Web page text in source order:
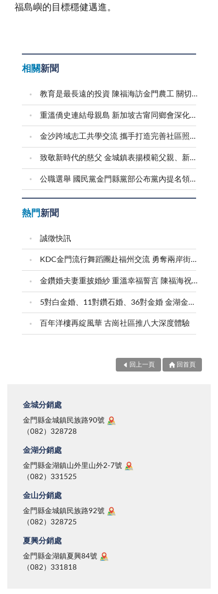
福島嶼的目標穩健邁進。
相關新聞
教育是最長遠的投資 陳福海訪金門農工 關切食安並盤點校園整建需求
重溫僑史連結母親島 新加坡古甯同鄉會深化金門交流
金沙跨域志工共學交流 攜手打造完善社區照顧網絡
致敬新時代的慈父 金城鎮表揚模範父親、新好爸爸
公職選舉 國民黨金門縣黨部公布黨內提名領表、登記起迄日期
熱門新聞
誠徵快訊
KDC金門流行舞蹈團赴福州交流 勇奪兩岸街舞賽三等獎
金鑽婚夫妻重披婚紗 重溫幸福誓言 陳福海祝福牽手半世紀 情深相守成典範
5對白金婚、11對鑽石婚、36對金婚 金湖金沙夫妻共享榮耀時刻 陳福海表揚金鑽婚夫妻 向半世紀相守家庭典範致敬
百年洋樓再綻風華 古崗社區推八大深度體驗
回上一頁 回首頁
金城分銷處
金門縣金城鎮民族路90號
（082）328728
金湖分銷處
金門縣金湖鎮山外里山外2-7號
（082）331525
金山分銷處
金門縣金城鎮民族路92號
（082）328725
夏興分銷處
金門縣金湖鎮夏興84號
（082）331818